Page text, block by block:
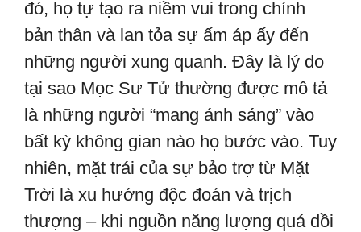
đó, họ tự tạo ra niềm vui trong chính
bản thân và lan tỏa sự ấm áp ấy đến
những người xung quanh. Đây là lý do
tại sao Mọc Sư Tử thường được mô tả
là những người “mang ánh sáng” vào
bất kỳ không gian nào họ bước vào. Tuy
nhiên, mặt trái của sự bảo trợ từ Mặt
Trời là xu hướng độc đoán và trịch
thượng – khi nguồn năng lượng quá dồi